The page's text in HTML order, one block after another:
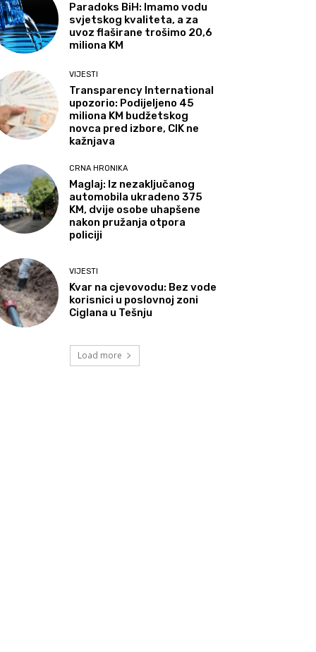
Paradoks BiH: Imamo vodu
svjetskog kvaliteta, a za
uvoz flaširane trošimo 20,6
miliona KM
VIJESTI
Transparency International
upozorio: Podijeljeno 45
miliona KM budžetskog
novca pred izbore, CIK ne
kažnjava
CRNA HRONIKA
Maglaj: Iz nezaključanog
automobila ukradeno 375
KM, dvije osobe uhapšene
nakon pružanja otpora
policiji
VIJESTI
Kvar na cjevovodu: Bez vode
korisnici u poslovnoj zoni
Ciglana u Tešnju
Load more